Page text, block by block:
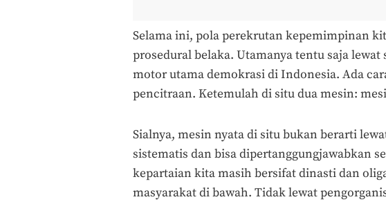
Selama ini, pola perekrutan kepemimpinan
prosedural belaka. Utamanya tentu saja
motor utama demokrasi di Indonesia. Ada
pencitraan. Ketemulah di situ dua mesin:
Sialnya, mesin nyata di situ bukan berarti
sistematis dan bisa dipertanggungjawabkan
kepartaian kita masih bersifat dinasti dan
masyarakat di bawah. Tidak lewat